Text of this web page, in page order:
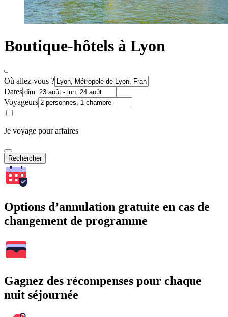
Boutique-hôtels à Lyon
Où allez-vous ?
Dates
Voyageurs
Je voyage pour affaires
Rechercher
Options d’annulation gratuite en cas de
changement de programme
Gagnez des récompenses pour chaque
nuit séjournée